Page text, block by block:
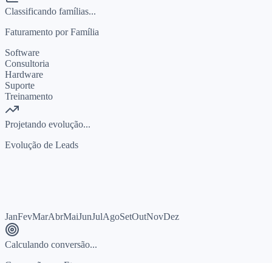
Classificando famílias...
Faturamento por Família
Software
Consultoria
Hardware
Suporte
Treinamento
Projetando evolução...
Evolução de Leads
JanFevMarAbrMaiJunJulAgoSetOutNovDez
Calculando conversão...